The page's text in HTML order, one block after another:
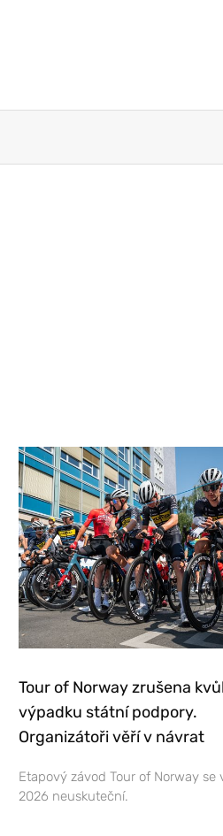
Tour of Norway zrušena
výpadku státní podpory.
Organizátoři věří v návrat
Etapový závod Tour of Norway se
2026 neuskuteční.